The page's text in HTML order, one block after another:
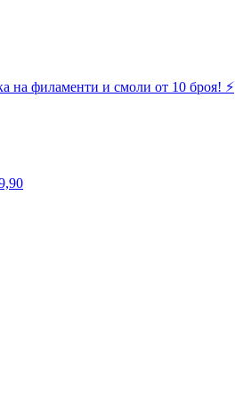
на филаменти и смоли от 10 броя! ⚡️